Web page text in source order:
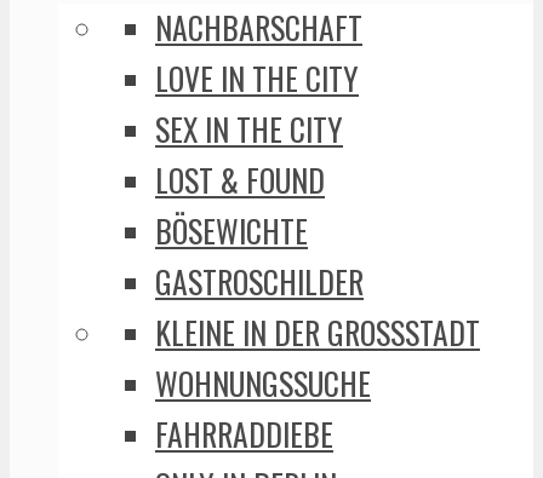
NACHBARSCHAFT
LOVE IN THE CITY
SEX IN THE CITY
LOST & FOUND
BÖSEWICHTE
GASTROSCHILDER
KLEINE IN DER GROSSSTADT
WOHNUNGSSUCHE
FAHRRADDIEBE